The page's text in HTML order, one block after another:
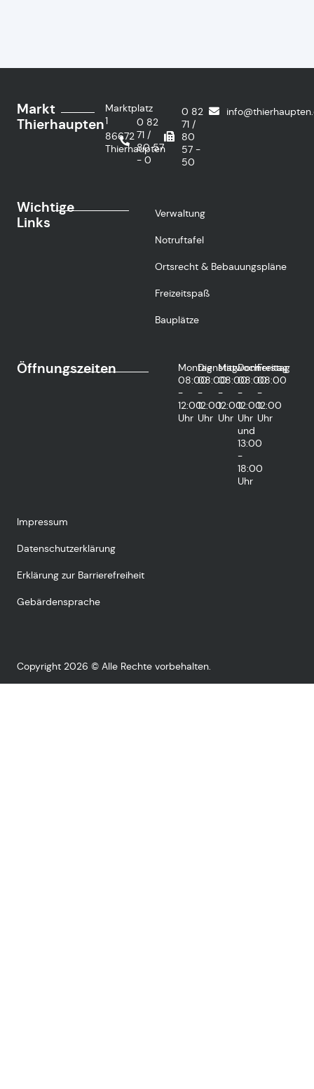
Markt
Thierhaupten
Marktplatz
1
86672
Thierhaupten
0 82
71 /
80 57
- 0
0 82
71 /
80
57 -
50
Wichtige
Links
Verwaltung
Notruftafel
Ortsrecht & Bebauungspläne
Freizeitspaß
Bauplätze
Öffnungszeiten
Montag
08:00
-
12:00
Uhr
Dienstag
08:00
-
12:00
Uhr
Mittwoch
08:00
-
12:00
Uhr
Donnerstag
08:00
-
12:00
Uhr
und
13:00
-
18:00
Uhr
Freitag
08:00
-
12:00
Uhr
Impressum
Datenschutzerklärung
Erklärung zur Barrierefreiheit
Gebärdensprache
Copyright 2026 © Alle Rechte vorbehalten.